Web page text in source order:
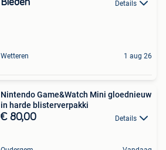
Bieden Details
Wetteren 1 aug 26
Nintendo Game&Watch Mini gloednieuw
in harde blisterverpakki
€ 80,00 Details